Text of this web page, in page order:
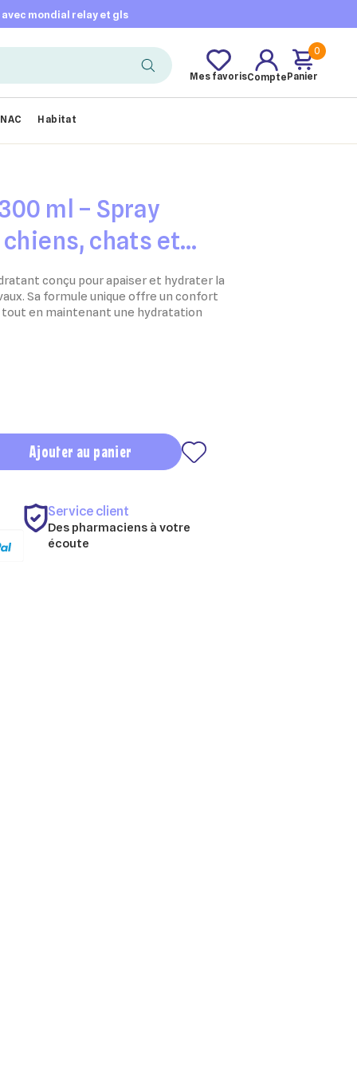
mondial relay et gls
Mes favorisCompte
0
Panier
NAC Habitat
ml – Spray
chats et
conçu pour apaiser et hydrater la
Sa formule unique offre un confort
en maintenant une hydratation
Ajouter au panier
Service client
Des pharmaciens à votre
écoute